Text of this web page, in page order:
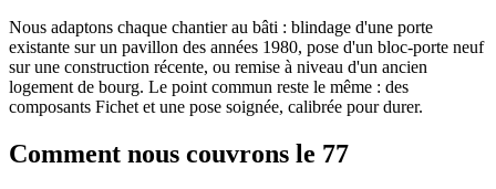
Nous adaptons chaque chantier au bâti : blindage d'une porte
existante sur un pavillon des années 1980, pose d'un bloc-porte neuf
sur une construction récente, ou remise à niveau d'un ancien
logement de bourg. Le point commun reste le même : des
composants Fichet et une pose soignée, calibrée pour durer.
Comment nous couvrons le 77